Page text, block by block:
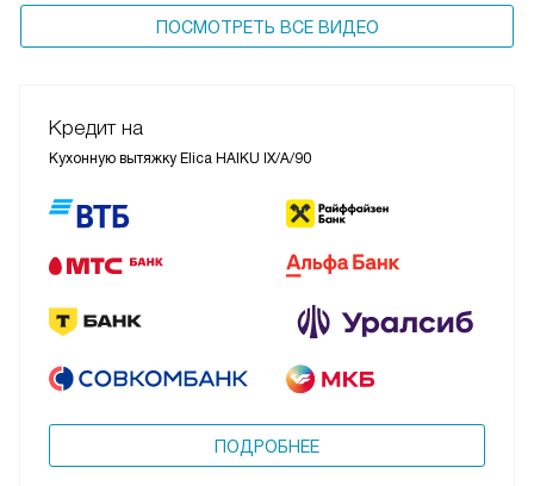
ПОСМОТРЕТЬ ВСЕ ВИДЕО
Кредит на
Кухонную вытяжку Elica HAIKU IX/A/90
ПОДРОБНЕЕ